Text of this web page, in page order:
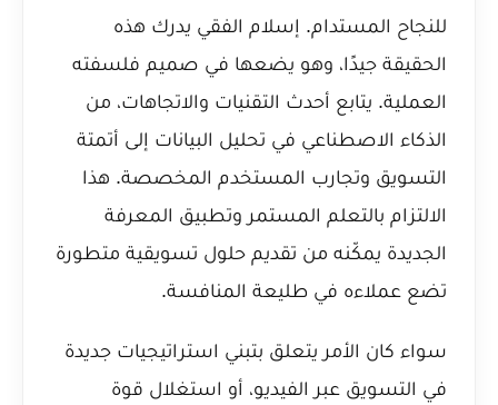
للنجاح المستدام. إسلام الفقي يدرك هذه
الحقيقة جيدًا، وهو يضعها في صميم فلسفته
العملية. يتابع أحدث التقنيات والاتجاهات، من
الذكاء الاصطناعي في تحليل البيانات إلى أتمتة
التسويق وتجارب المستخدم المخصصة. هذا
الالتزام بالتعلم المستمر وتطبيق المعرفة
الجديدة يمكّنه من تقديم حلول تسويقية متطورة
تضع عملاءه في طليعة المنافسة.
سواء كان الأمر يتعلق بتبني استراتيجيات جديدة
في التسويق عبر الفيديو، أو استغلال قوة